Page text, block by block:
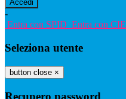
-
Entra con SPID Entra con CIE
Seleziona utente
button close ×
Recupero password